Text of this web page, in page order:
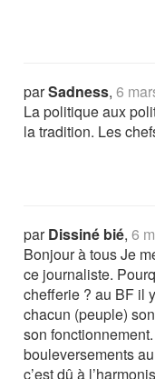
parSadness,6
La politique aux
la tradition. Les
parDissiné bié,6
Bonjour à tous Je
ce journaliste.
chefferie ? au BF il
chacun (peuple)
son
bouleversements
c’est dû à